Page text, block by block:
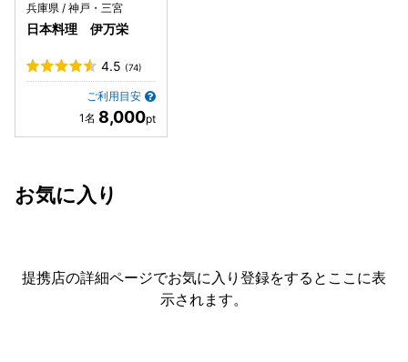
兵庫県 / 神戸・三宮
日本料理 伊万栄
4.5 (74)
ご利用目安
8,000
お気に入り
提携店の詳細ページでお気に入り登録をすると ここに表
示されます。